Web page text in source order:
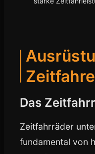
Das
Zeitfahrräder
fundamental von